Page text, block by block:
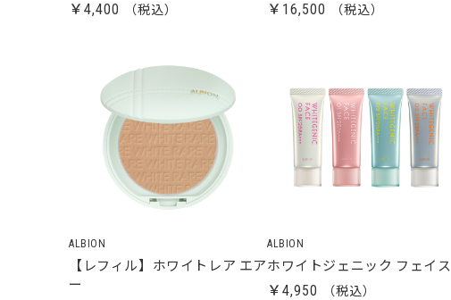
￥4,400 ￥16,500
ALBION
【レフィル】ホワイトレア エア
ー
ALBION
ホワイトジェニック フェイス
￥4,950